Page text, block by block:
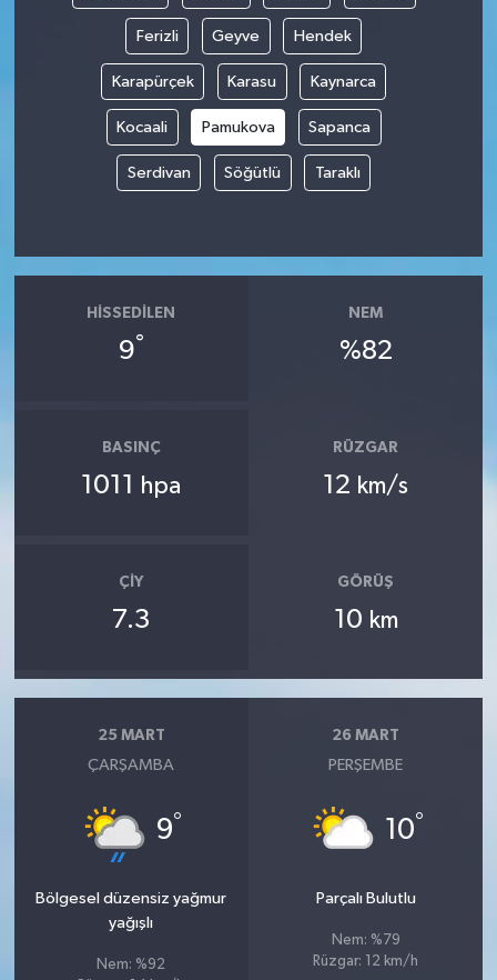
Ferizli Geyve Hendek
Karapürçek Karasu Kaynarca
Kocaali Pamukova Sapanca
Serdivan Söğütlü Taraklı
HISSEDILEN
9°
NEM
%82
BASINÇ
1011 hpa
RÜZGAR
12 km/s
ÇIY
7.3
GÖRÜŞ
10 km
25 MART
ÇARŞAMBA
9°
Bölgesel düzensiz yağmur
yağışlı
Nem: %92
26 MART
PERŞEMBE
10°
Parçalı Bulutlu
Nem: %79
Rüzgar: 12 km/h